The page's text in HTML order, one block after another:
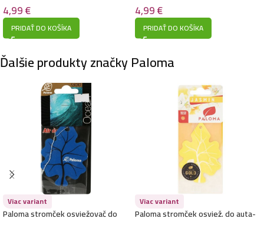
1,00
Paloma stromček osviežovač do auta-Black diamond
1,00
Paloma stromček osviežovač do auta-Sport
1,00€
Paloma stromček osviežovač do auta-Fresh
1,00
Cool Water)
4,99€
PRIDAŤ DO KOŠÍKA
Dior Homme Sport)
4,99€
PRIDAŤ DO KOŠÍKA
Ďalšie produkty značky Paloma
Viac variant
Paloma stromček osviežovač do
Viac variant
Paloma stromček osviež. do auta-